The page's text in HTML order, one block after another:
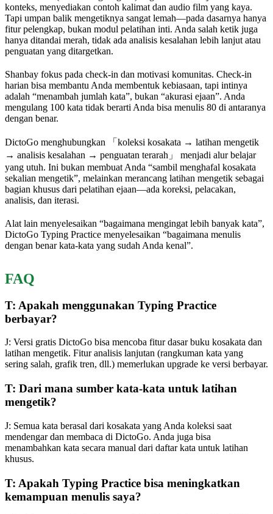
konteks, menyediakan contoh kalimat dan audio film yang kaya.
Tapi umpan balik mengetiknya sangat lemah—pada dasarnya hanya
fitur pelengkap, bukan modul pelatihan inti. Anda salah ketik juga
hanya ditandai merah, tidak ada analisis kesalahan lebih lanjut atau
penguatan yang ditargetkan.
Shanbay fokus pada check-in dan motivasi komunitas. Check-in
harian bisa membantu Anda membentuk kebiasaan, tapi intinya
adalah “menambah jumlah kata”, bukan “akurasi ejaan”. Anda
mengulang 100 kata tidak berarti Anda bisa menulis 80 di antaranya
dengan benar.
DictoGo menghubungkan 「koleksi kosakata → latihan mengetik
→ analisis kesalahan → penguatan terarah」 menjadi alur belajar
yang utuh. Ini bukan membuat Anda “sambil menghafal kosakata
sekalian mengetik”, melainkan merancang latihan mengetik sebagai
bagian khusus dari pelatihan ejaan—ada koreksi, pelacakan,
analisis, dan iterasi.
Alat lain menyelesaikan “bagaimana mengingat lebih banyak kata”,
DictoGo Typing Practice menyelesaikan “bagaimana menulis
dengan benar kata-kata yang sudah Anda kenal”.
FAQ
T: Apakah menggunakan Typing Practice
berbayar?
J: Versi gratis DictoGo bisa mencoba fitur dasar buku kosakata dan
latihan mengetik. Fitur analisis lanjutan (rangkuman kata yang
sering salah, grafik tren, dll.) memerlukan upgrade ke versi berbayar.
T: Dari mana sumber kata-kata untuk latihan
mengetik?
J: Semua kata berasal dari kosakata yang Anda koleksi saat
mendengar dan membaca di DictoGo. Anda juga bisa
menambahkan kata secara manual dari daftar kata untuk latihan
khusus.
T: Apakah Typing Practice bisa meningkatkan
kemampuan menulis saya?